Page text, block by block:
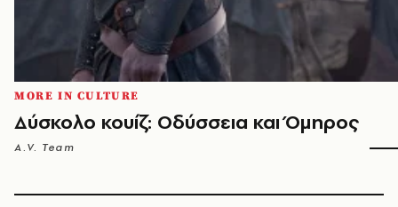
MORE IN CULTURE
Δύσκολο κουίζ: Οδύσσεια και Όμηρος
A.V. Team